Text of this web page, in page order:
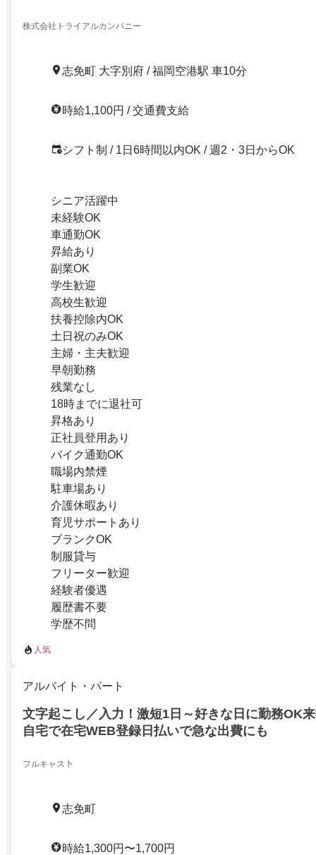
株式会社トライアルカンパニー
志免町 大字別府 / 福岡空港駅 車10分
時給1,100円 / 交通費支給
シフト制 / 1日6時間以内OK / 週2・3日からOK
シニア活躍中
未経験OK
車通勤OK
昇給あり
副業OK
学生歓迎
高校生歓迎
扶養控除内OK
土日祝のみOK
主婦・主夫歓迎
早朝勤務
残業なし
18時までに退社可
昇格あり
正社員登用あり
バイク通勤OK
職場内禁煙
駐車場あり
介護休暇あり
育児サポートあり
ブランクOK
制服貸与
フリーター歓迎
経験者優遇
履歴書不要
学歴不問
人気
アルバイト・パート
文字起こし／入力！激短1日～好きな日に勤務OK
自宅で在宅WEB登録日払いで急な出費にも
フルキャス卜
志免町
時給1,300円〜1,700円